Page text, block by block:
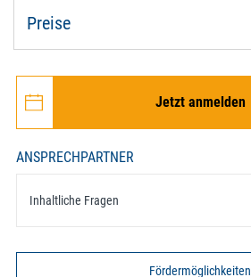
Preise
Jetzt anmelden
ANSPRECHPARTNER
Inhaltliche Fragen
Fördermöglichkeiten